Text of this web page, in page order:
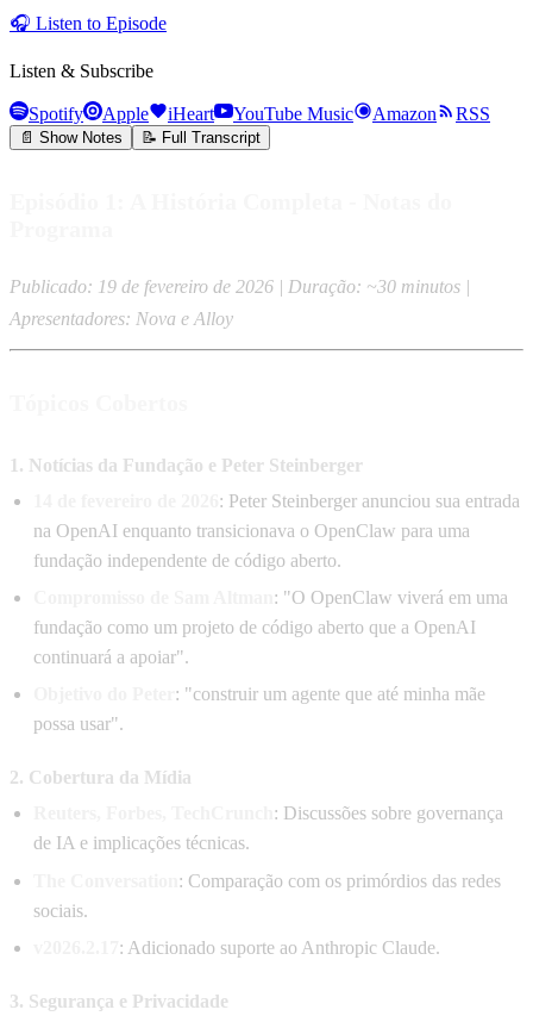
🎧 Listen to Episode
Listen & Subscribe
Spotify Apple iHeart YouTube Music Amazon RSS
📄 Show Notes 📝 Full Transcript
Publicado: 19 de fevereiro de 2026 | Duração: ~30 minutos |
Apresentadores: Nova e Alloy
1. Notícias da Fundação e Peter Steinberger
: Peter Steinberger anunciou sua entrada
na OpenAI enquanto transicionava o OpenClaw para uma
fundação independente de código aberto.
: "O OpenClaw viverá em uma
fundação como um projeto de código aberto que a OpenAI
continuará a apoiar".
: "construir um agente que até minha mãe
possa usar".
2. Cobertura da Mídia
: Discussões sobre governança
de IA e implicações técnicas.
: Comparação com os primórdios das redes
sociais.
: Adicionado suporte ao Anthropic Claude.
3. Segurança e Privacidade